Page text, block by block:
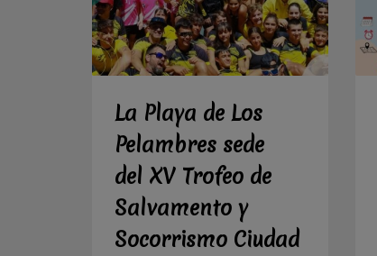
La Playa de Los
Pelambres sede
del XV Trofeo de
Salvamento y
Socorrismo Ciudad